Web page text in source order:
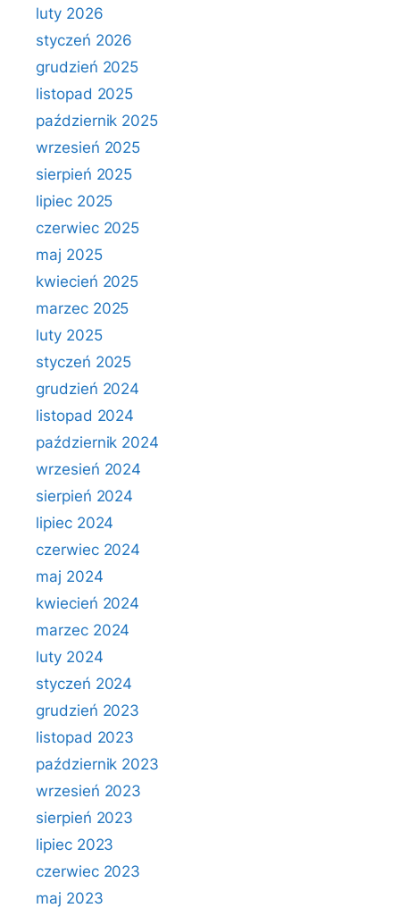
luty 2026
styczeń 2026
grudzień 2025
listopad 2025
październik 2025
wrzesień 2025
sierpień 2025
lipiec 2025
czerwiec 2025
maj 2025
kwiecień 2025
marzec 2025
luty 2025
styczeń 2025
grudzień 2024
listopad 2024
październik 2024
wrzesień 2024
sierpień 2024
lipiec 2024
czerwiec 2024
maj 2024
kwiecień 2024
marzec 2024
luty 2024
styczeń 2024
grudzień 2023
listopad 2023
październik 2023
wrzesień 2023
sierpień 2023
lipiec 2023
czerwiec 2023
maj 2023